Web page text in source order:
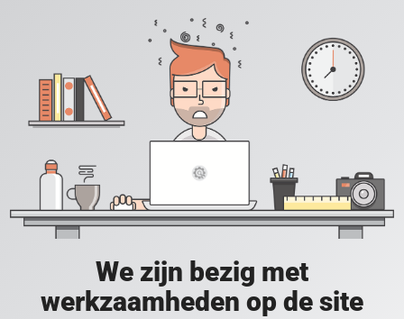
We zijn bezig met
werkzaamheden op de site